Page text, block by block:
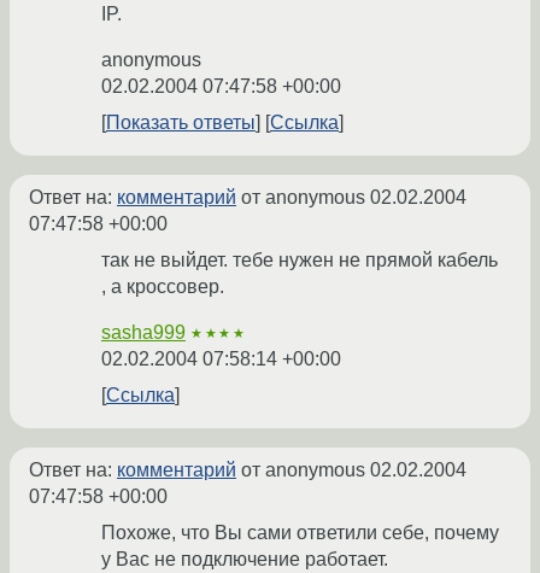
IP.
anonymous
02.02.2004 07:47:58 +00:00
Показать ответы
Ссылка
Ответ на: комментарий от anonymous 02.02.2004
07:47:58 +00:00
так не выйдет. тебе нужен не прямой кабель
, а кроссовер.
sasha999 ★★★★
02.02.2004 07:58:14 +00:00
Ссылка
Ответ на: комментарий от anonymous 02.02.2004
07:47:58 +00:00
Похоже, что Вы сами ответили себе, почему
у Вас не подключение работает.